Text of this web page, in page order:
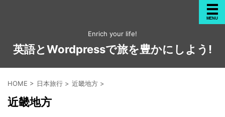
Enrich your life!
英語とWordpressで旅を豊かにしよう!
HOME > 日本旅行 > 近畿地方 >
近畿地方